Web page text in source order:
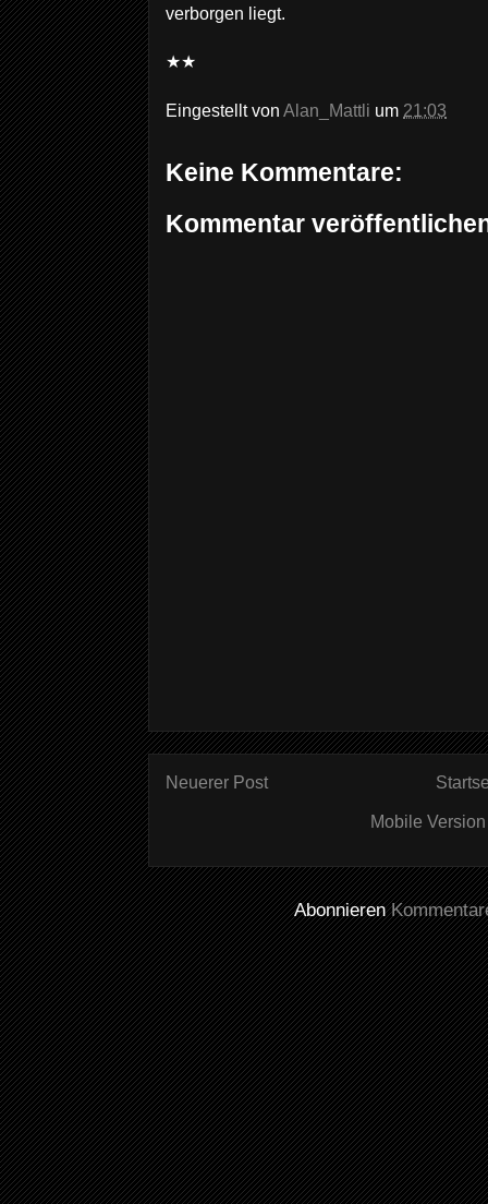
verborgen liegt.
★★
Eingestellt von Alan_Mattli um 21:03
Keine Kommentare:
Kommentar
Neuerer Post
Mobile
Abonnieren